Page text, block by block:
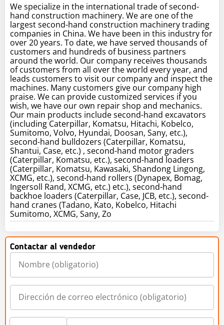
We specialize in the international trade of second-
hand construction machinery. We are one of the
largest second-hand construction machinery trading
companies in China. We have been in this industry for
over 20 years. To date, we have served thousands of
customers and hundreds of business partners
around the world. Our company receives thousands
of customers from all over the world every year, and
leads customers to visit our company and inspect the
machines. Many customers give our company high
praise. We can provide customized services if you
wish, we have our own repair shop and mechanics.
Our main products include second-hand excavators
(including Caterpillar, Komatsu, Hitachi, Kobelco,
Sumitomo, Volvo, Hyundai, Doosan, Sany, etc.),
second-hand bulldozers (Caterpillar, Komatsu,
Shantui, Case, etc.) , second-hand motor graders
(Caterpillar, Komatsu, etc.), second-hand loaders
(Caterpillar, Komatsu, Kawasaki, Shandong Lingong,
XCMG, etc.), second-hand rollers (Dynapex, Bomag,
Ingersoll Rand, XCMG, etc.) etc.), second-hand
backhoe loaders (Caterpillar, Case, JCB, etc.), second-
hand cranes (Tadano, Kato, Kobelco, Hitachi
Sumitomo, XCMG, Sany, Zo
Contactar al vendedor